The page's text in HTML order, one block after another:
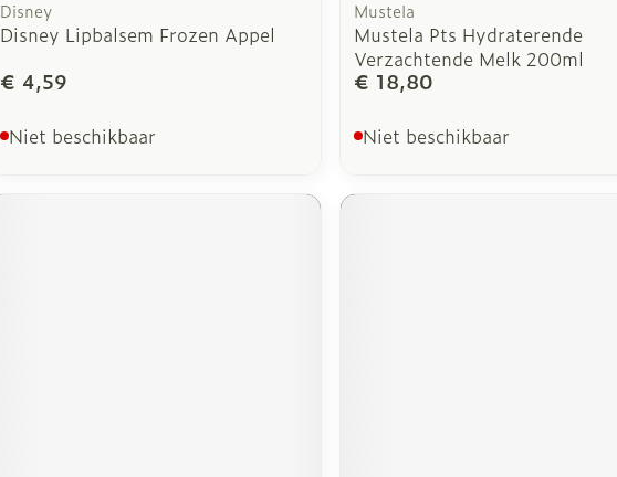
Disney
Disney Lipbalsem Frozen Appel
€ 4,59
Niet beschikbaar
Mustela
Mustela Pts Hydraterende
Verzachtende Melk 200ml
€ 18,80
Niet beschikbaar